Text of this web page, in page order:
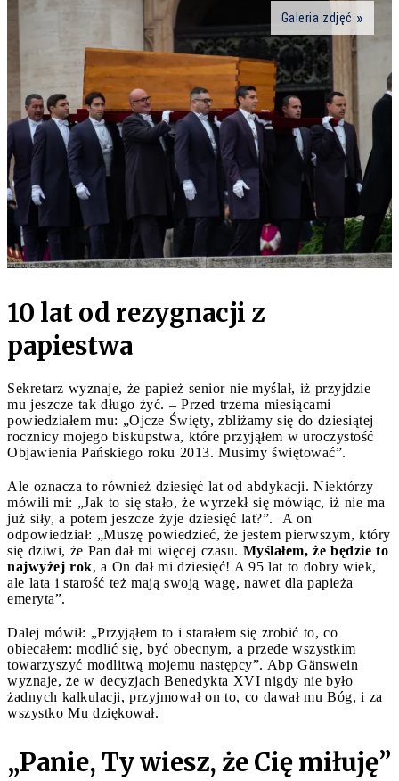
Galeria zdjęć
10 lat od rezygnacji z
papiestwa
Sekretarz wyznaje, że papież senior nie myślał, iż przyjdzie
mu jeszcze tak długo żyć. – Przed trzema miesiącami
powiedziałem mu: „Ojcze Święty, zbliżamy się do dziesiątej
rocznicy mojego biskupstwa, które przyjąłem w uroczystość
Objawienia Pańskiego roku 2013. Musimy świętować”.
Ale oznacza to również dziesięć lat od abdykacji. Niektórzy
mówili mi: „Jak to się stało, że wyrzekł się mówiąc, iż nie ma
już siły, a potem jeszcze żyje dziesięć lat?”. A on
odpowiedział: „Muszę powiedzieć, że jestem pierwszym, który
się dziwi, że Pan dał mi więcej czasu. Myślałem, że będzie to
najwyżej rok, a On dał mi dziesięć! A 95 lat to dobry wiek,
ale lata i starość też mają swoją wagę, nawet dla papieża
emeryta”.
Dalej mówił: „Przyjąłem to i starałem się zrobić to, co
obiecałem: modlić się, być obecnym, a przede wszystkim
towarzyszyć modlitwą mojemu następcy”. Abp Gänswein
wyznaje, że w decyzjach Benedykta XVI nigdy nie było
żadnych kalkulacji, przyjmował on to, co dawał mu Bóg, i za
wszystko Mu dziękował.
„Panie, Ty wiesz, że Cię miłuję”